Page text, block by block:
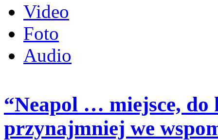
Video
Foto
Audio
“Neapol … miejsce, do
przynajmniej we